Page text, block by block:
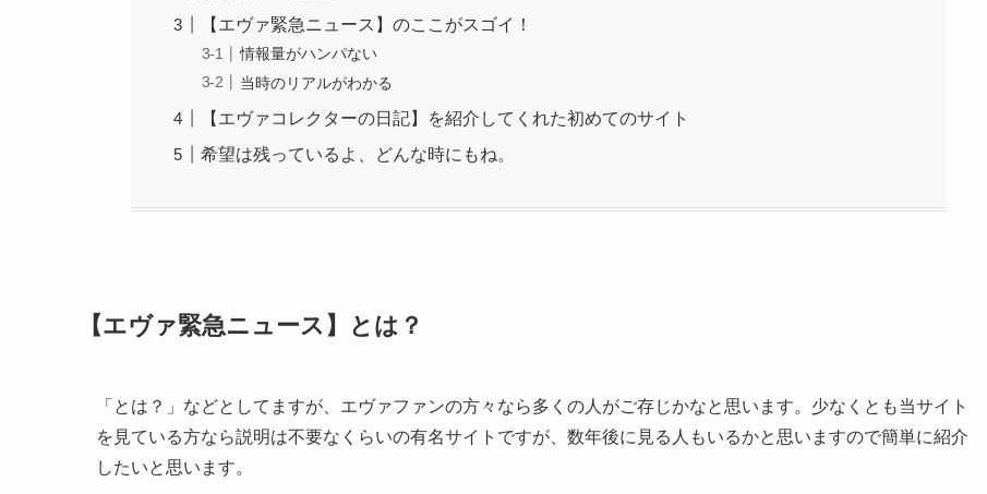
【エヴァ緊急ニュース】のここがスゴイ！
情報量がハンパない
当時のリアルがわかる
【エヴァコレクターの日記】を紹介してくれた初めてのサイト
希望は残っているよ、どんな時にもね。
【エヴァ緊急ニュース】とは？
「とは？」などとしてますが、エヴァファンの方々なら多くの人がご存じかなと思います。少なくとも当サイト
を見ている方なら説明は不要なくらいの有名サイトですが、数年後に見る人もいるかと思いますので簡単に紹介
したいと思います。